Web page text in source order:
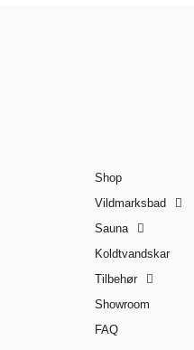
Shop
Vildmarksbad
Sauna
Koldtvandskar
Tilbehør
Showroom
FAQ